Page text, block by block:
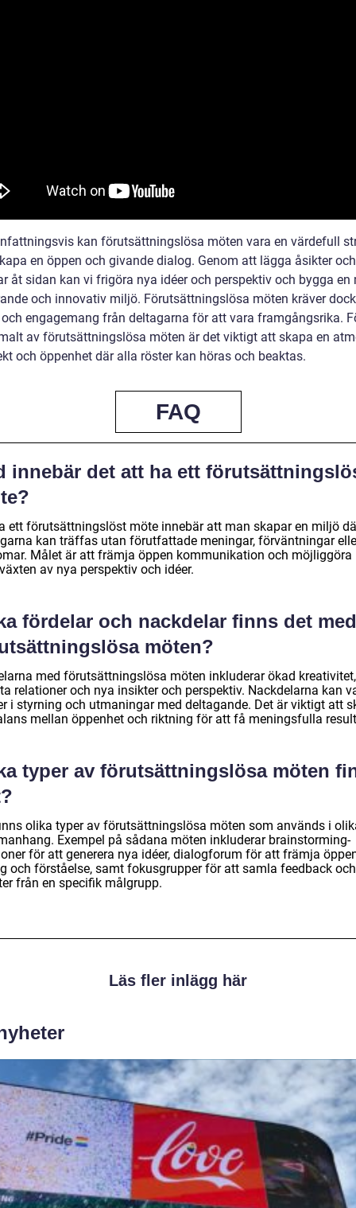
kan förutsättningslösa möten vara en värdefull
en öppen och givande dialog. Genom att lägga åsikter och
åt sidan kan vi frigöra nya idéer och perspektiv och bygga en
och innovativ miljö. Förutsättningslösa möten kräver
engagemang från deltagarna för att vara framgångsrika.
av förutsättningslösa möten är det viktigt att skapa en
och öppenhet där alla röster kan höras och beaktas.
FAQ
innebär det att ha ett
ett förutsättningslöst möte innebär att man skapar en miljö
kan träffas utan förutfattade meningar, förväntningar
Målet är att främja öppen kommunikation och möjliggöra
av nya perspektiv och idéer.
fördelar och nackdelar finns det med
möten?
med förutsättningslösa möten inkluderar ökad kreativitet,
relationer och nya insikter och perspektiv. Nackdelarna kan
i styrning och utmaningar med deltagande. Det är viktigt att
mellan öppenhet och riktning för att få meningsfulla
typer av förutsättningslösa möten
olika typer av förutsättningslösa möten som används i
Exempel på sådana möten inkluderar brainstorming-
för att generera nya idéer, dialogforum för att främja
och förståelse, samt fokusgrupper för att samla feedback och
från en specifik målgrupp.
Läs fler inlägg här